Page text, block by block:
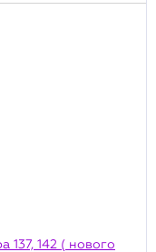
137, 142 ( нового